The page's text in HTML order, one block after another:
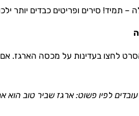
תמיד! סירים ופריטים כבדים יותר
לחצו בעדינות על מכסה הארגז.
לפיו פשוט: ארגז שביר טוב הוא